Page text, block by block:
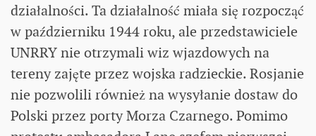
działalności. Ta działalność miała się rozpocząć
w październiku 1944 roku, ale przedstawiciele
UNRRY nie otrzymali wiz wjazdowych na
tereny zajęte przez wojska radzieckie. Rosjanie
nie pozwolili również na wysyłanie dostaw do
Polski przez porty Morza Czarnego. Pomimo